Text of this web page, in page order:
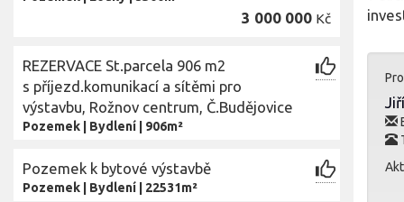
3 000 000 Kč
REZERVACE St.parcela 906 m2
s příjezd.komunikací a sítěmi pro
výstavbu, Rožnov centrum, Č.Budějovice
Pozemek Bydlení 906m²
Pozemek k bytové výstavbě
Pozemek Bydlení 22531m²